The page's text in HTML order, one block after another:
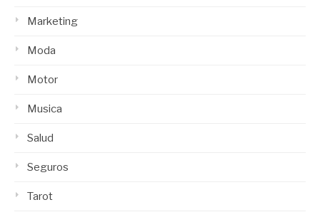
Marketing
Moda
Motor
Musica
Salud
Seguros
Tarot